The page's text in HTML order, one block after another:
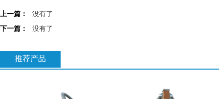
上一篇：
没有了
下一篇：
没有了
推荐产品